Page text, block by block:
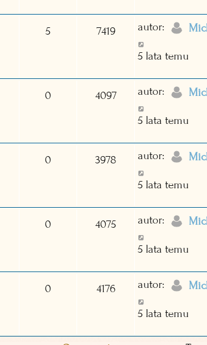
5 7419 autor:
5 lata temu
0 4097 autor:
5 lata temu
0 3978 autor:
5 lata temu
0 4075 autor:
5 lata temu
0 4176 autor:
5 lata temu